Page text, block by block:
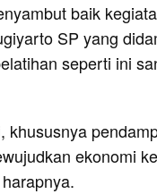
baik
SP yang
seperti ini
khususnya
ekonomi